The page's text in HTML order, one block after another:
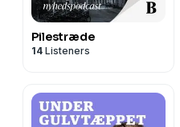
Pilestræde
14 Listeners